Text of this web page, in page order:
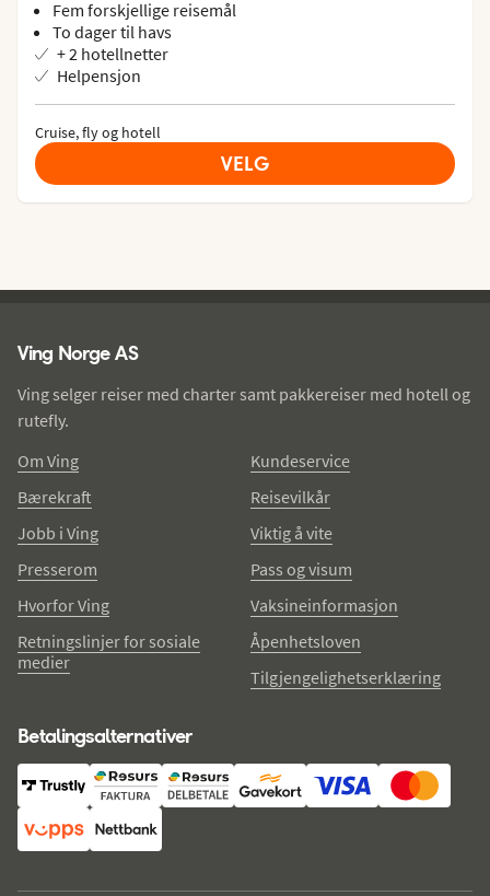
Fem forskjellige reisemål
To dager til havs
+ 2 hotellnetter
Helpensjon
Cruise, fly og hotell
VELG
Ving Norge AS
Ving selger reiser med charter samt pakkereiser med hotell og
rutefly.
Om Ving
Bærekraft
Jobb i Ving
Presserom
Hvorfor Ving
Retningslinjer for sosiale
medier
Kundeservice
Reisevilkår
Viktig å vite
Pass og visum
Vaksineinformasjon
Åpenhetsloven
Tilgjengelighetserklæring
Betalingsalternativer